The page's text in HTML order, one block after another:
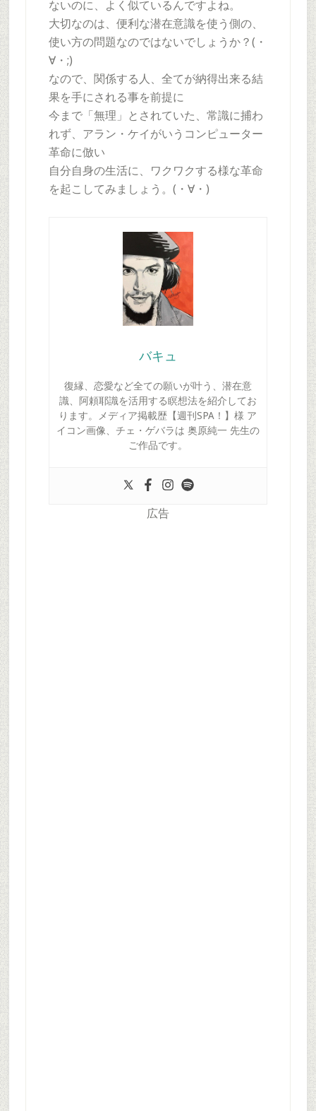
ないのに、よく似ているんですよね。
大切なのは、便利な潜在意識を使う側の、
使い方の問題なのではないでしょうか？(・
∀・;)
なので、関係する人、全てが納得出来る結
果を手にされる事を前提に
今まで「無理」とされていた、常識に捕わ
れず、アラン・ケイがいうコンピューター
革命に倣い
自分自身の生活に、ワクワクする様な革命
を起こしてみましょう。(・∀・)
バキュ
復縁、恋愛など全ての願いが叶う、潜在意
識、阿頼耶識を活用する瞑想法を紹介してお
ります。メディア掲載歴【週刊SPA！】様 ア
イコン画像、チェ・ゲバラは 奥原純一 先生の
ご作品です。
広告